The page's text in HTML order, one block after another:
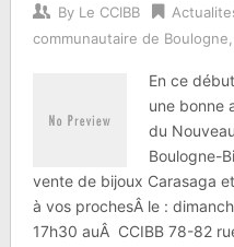
By Le CCIBB
communautaire de Boulogne
En ce
une bonne
du
Boulogne-
vente de bijoux Carasaga
à vos prochesÂ le :
17h30 auÂ CCIBB 78-82